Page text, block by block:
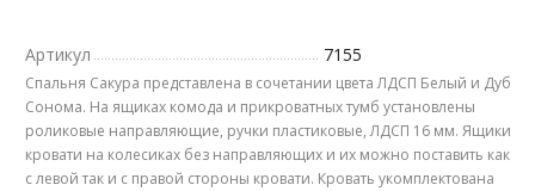
Артикул 7155
Спальня Сакура представлена в сочетании цвета ЛДСП Белый и Дуб
Сонома. На ящиках комода и прикроватных тумб установлены
роликовые направляющие, ручки пластиковые, ЛДСП 16 мм. Ящики
кровати на колесиках без направляющих и их можно поставить как
с левой так и с правой стороны кровати. Кровать укомплектована